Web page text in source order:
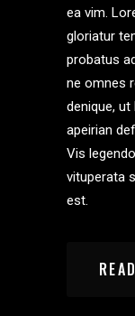
ea vim.
gloriatur
probatus
ne omnes
denique, ut
apeirian
Vis
vituperata
est.